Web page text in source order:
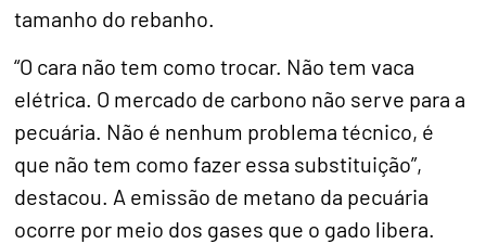
tamanho do rebanho.
“O cara não tem como trocar. Não tem vaca
elétrica. O mercado de carbono não serve para a
pecuária. Não é nenhum problema técnico, é
que não tem como fazer essa substituição”,
destacou. A emissão de metano da pecuária
ocorre por meio dos gases que o gado libera.